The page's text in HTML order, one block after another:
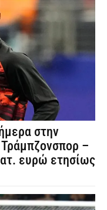
στην
–
ευρώ ετησίως